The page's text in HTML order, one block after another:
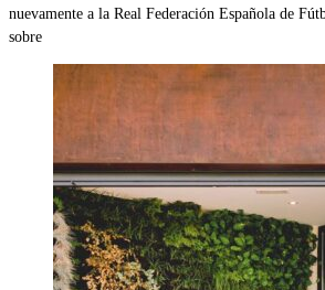
nuevamente a la Real Federación Española de
sobre